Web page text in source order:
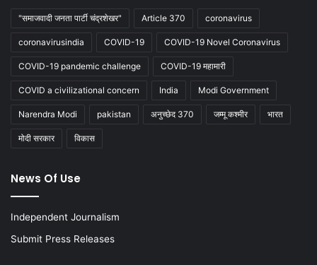
"समाजवादी जनता पार्टी चंद्रशेखर" Article 370 coronavirus
coronavirusindia COVID-19 COVID-19 Novel Coronavirus
COVID-19 pandemic challenge COVID-19 महामारी
COVID a civilizational concern India Modi Government
Narendra Modi pakistan अनुच्छेद 370 जम्मू कश्मीर भारत
मोदी सरकार विकास
News Of Use
Independent Journalism
Submit Press Releases